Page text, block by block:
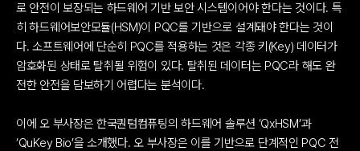
로 안전이 보장되는 하드웨어 기반 보안 시스템이어야 한다는 것이다. 특
히 하드웨어보안모듈(HSM)이 PQC를 기반으로 설계돼야 한다는 것이
다. 소프트웨어에 단순히 PQC를 적용하는 것은 각종 키(Key) 데이터가
암호화된 상태로 탈취될 위험이 있다. 탈취된 데이터는 PQC라 해도 완
전한 안전을 담보하기 어렵다는 분석이다.
이에 오 부사장은 한국퀀텀컴퓨팅의 하드웨어 솔루션 ‘QxHSM’과
‘QuKey Bio’을 소개했다. 오 부사장은 이를 기반으로 단계적인 PQC 전